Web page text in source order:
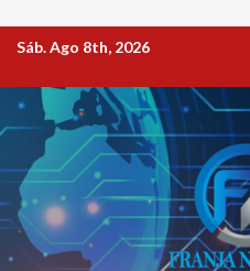
Sáb. Ago 8th, 2026